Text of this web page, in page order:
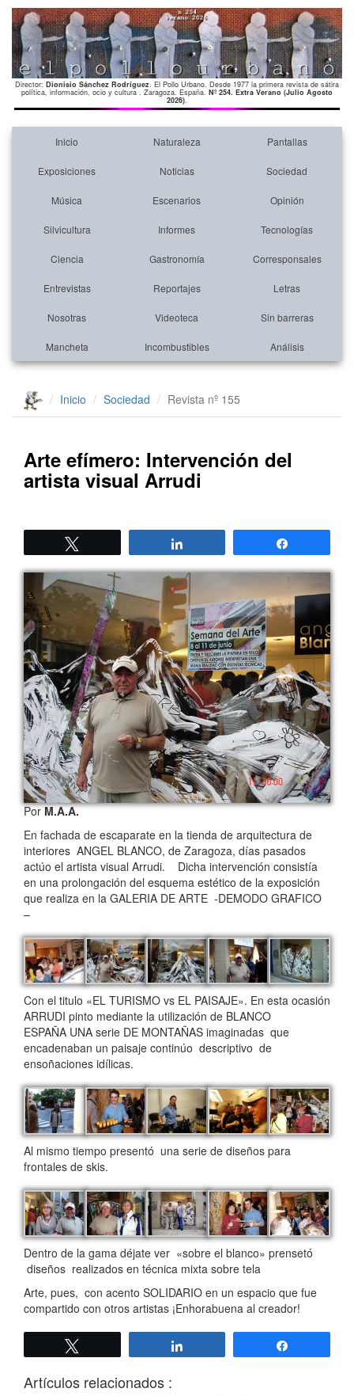
Director: Dionisio Sánchez Rodríguez. El Pollo Urbano. Desde 1977 la primera revista de sátira
política, información, ocio y cultura . Zaragoza. España. Nº 254. Extra Verano (Julio Agosto
2026).
Inicio Naturaleza Pantallas
Exposiciones Noticias Sociedad
Música Escenarios Opinión
Silvicultura Informes Tecnologías
Ciencia Gastronomía Corresponsales
Entrevistas Reportajes Letras
Nosotras Videoteca Sin barreras
Mancheta Incombustibles Análisis
Inicio Sociedad Revista nº 155
Arte efímero: Intervención del
artista visual Arrudi
PorM.A.A.
En fachada de escaparate en la tienda de arquitectura de
interiores ANGEL BLANCO, de Zaragoza, días pasados
actúo el artista visual Arrudi. Dicha intervención consistía
en una prolongación del esquema estético de la exposición
que realiza en la GALERIA DE ARTE -DEMODO GRAFICO
–
Con el titulo «EL TURISMO vs EL PAISAJE». En esta ocasión
ARRUDI pinto mediante la utilización de BLANCO
ESPAÑA UNA serie DE MONTAÑAS imaginadas que
encadenaban un paisaje continúo descriptivo de
ensoñaciones idílicas.
Al mismo tiempo presentó una serie de diseños para
frontales de skis.
Dentro de la gama déjate ver «sobre el blanco» prensetó
diseños realizados en técnica mixta sobre tela
Arte, pues, con acento SOLIDARIO en un espacio que fue
compartido con otros artistas ¡Enhorabuena al creador!
Artículos relacionados :